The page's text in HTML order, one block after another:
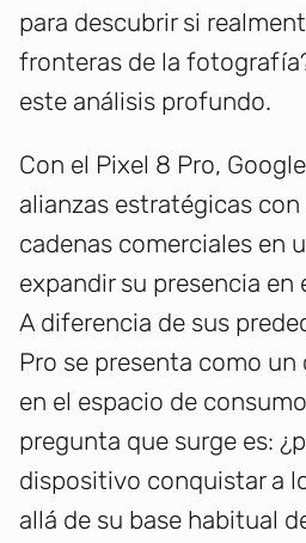
para descubrir si
fronteras de la
este análisis profundo.
Con el Pixel 8 Pro,
alianzas estratégicas
cadenas comerciales en
expandir su presencia en
A diferencia de sus
Pro se presenta como
en el espacio de
pregunta que surge es:
dispositivo conquistar a
allá de su base habitual